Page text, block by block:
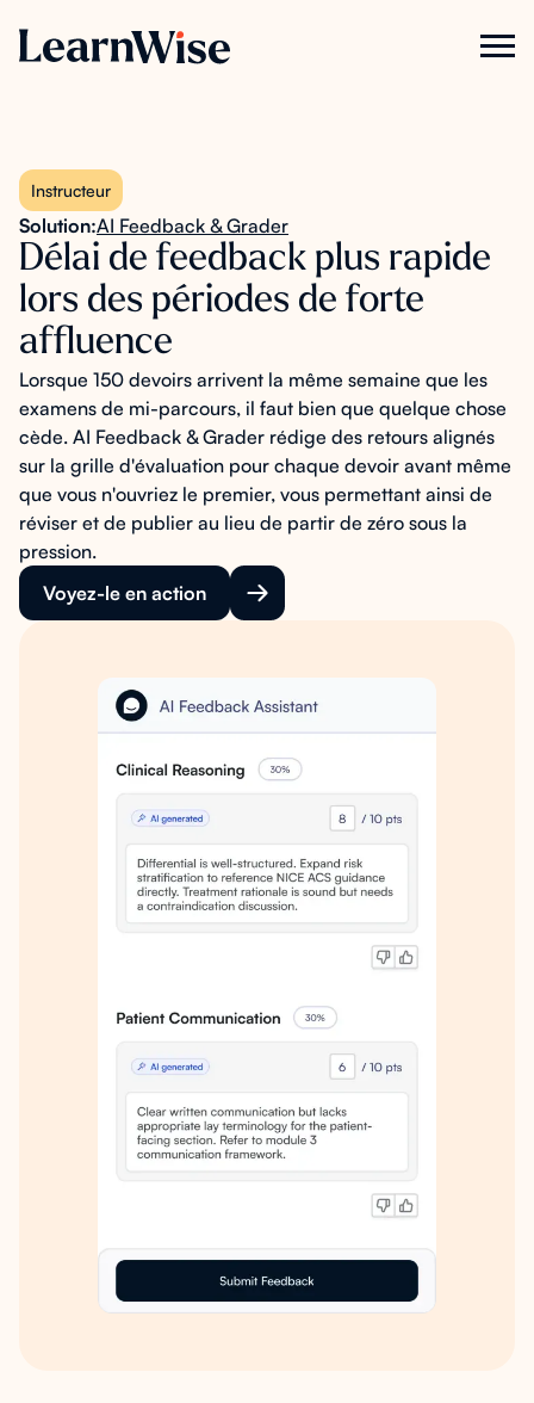
Instructeur
Solution:AI Feedback & Grader
Délai de feedback plus rapide
lors des périodes de forte
affluence
Lorsque 150 devoirs arrivent la même semaine que les
examens de mi-parcours, il faut bien que quelque chose
cède. AI Feedback & Grader rédige des retours alignés
sur la grille d'évaluation pour chaque devoir avant même
que vous n'ouvriez le premier, vous permettant ainsi de
réviser et de publier au lieu de partir de zéro sous la
pression.
Voyez-le en action